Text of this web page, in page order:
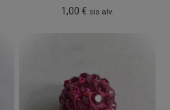
1,00 € sis alv.